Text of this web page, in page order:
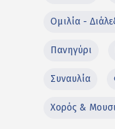
Ομιλία -
Πανηγύρι
Συναυλία
Χορός &